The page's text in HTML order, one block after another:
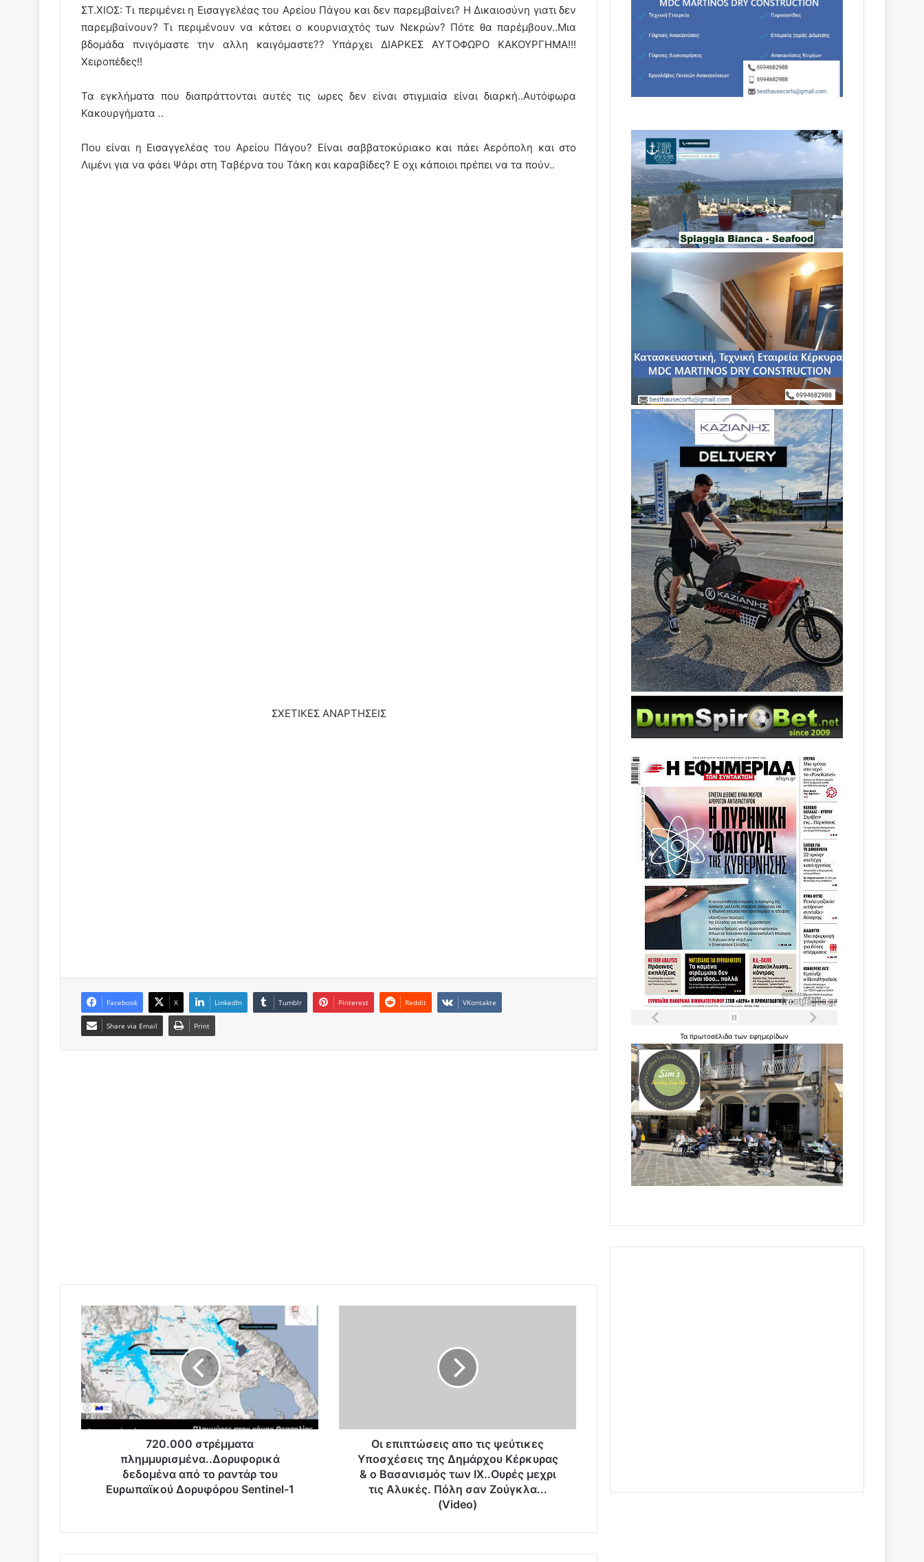
ΣΤ.ΧΙΟΣ: Τι περιμένει η Εισαγγελέας του Αρείου Πάγου και δεν παρεμβαίνει? Η Δικαιοσύνη γιατι δεν
παρεμβαίνουν? Τι περιμένουν να κάτσει ο κουρνιαχτός των Νεκρών? Πότε θα παρέμβουν..Μια
βδομάδα πνιγόμαστε την αλλη καιγόμαστε?? Υπάρχει ΔΙΑΡΚΕΣ ΑΥΤΟΦΩΡΟ ΚΑΚΟΥΡΓΗΜΑ!!!
Χειροπέδες!!
Τα εγκλήματα που διαπράττονται αυτές τις ωρες δεν είναι στιγμιαία είναι διαρκή..Αυτόφωρα
Κακουργήματα ..
Που είναι η Εισαγγελέας του Αρείου Πάγου? Είναι σαββατοκύριακο και πάει Αερόπολη και στο
Λιμένι για να φάει Ψάρι στη Ταβέρνα του Τάκη και καραβίδες? Ε οχι κάποιοι πρέπει να τα πούν..
ΣΧΕΤΙΚΕΣ ΑΝΑΡΤΗΣΕΙΣ
Facebook X LinkedIn Tumblr Pinterest Reddit VKontakte
Share via Email Print
7
2
0
.
0
0
0
σ
τ
λ
720.000 στρέμματα
πλημμυρισμένα..Δορυφορικά
δεδομένα από το ραντάρ του
Ευρωπαϊκού Δορυφόρου Sentinel-1
σ
ς
Οι επιπτώσεις απο τις ψεύτικες
Υποσχέσεις της Δημάρχου Κέρκυρας
& ο Βασανισμός των ΙΧ..Ουρές μεχρι
τις Αλυκές. Πόλη σαν Ζούγκλα...
(Video)
Ταπρωτοσέλιδατωνεφημερίδων